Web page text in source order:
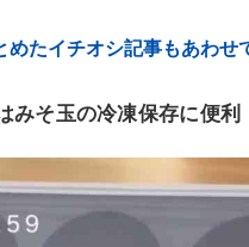
たイチオシ記事もあわせ
みそ玉の冷凍保存に便利